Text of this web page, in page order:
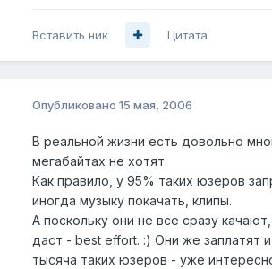
Вставить ник Цитата
Опубликовано 15 мая, 2006
В реальной жизни есть довольно
мегабайтах не хотят.
Как правило, у 95% таких юзеров
иногда музыку покачать, клипы.
А поскольку они не все сразу
даст - best effort. :) Они же заплатят
тысяча таких юзеров - уже